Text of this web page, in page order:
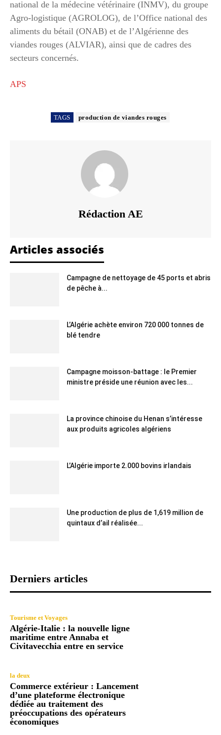
national de la médecine vétérinaire (INMV), du groupe
Agro-logistique (AGROLOG), de l’Office national des
aliments du bétail (ONAB) et de l’Algérienne des
viandes rouges (ALVIAR), ainsi que de cadres des
secteurs concernés.
APS
TAGS production de viandes rouges
Rédaction AE
Articles associés
Campagne de nettoyage de 45 ports et abris
de pêche à...
L’Algérie achète environ 720 000 tonnes de
blé tendre
Campagne moisson-battage : le Premier
ministre préside une réunion avec les...
La province chinoise du Henan s’intéresse
aux produits agricoles algériens
L’Algérie importe 2.000 bovins irlandais
Une production de plus de 1,619 million de
quintaux d’ail réalisée...
Derniers articles
Tourisme et Voyages
Algérie-Italie : la nouvelle ligne
maritime entre Annaba et
Civitavecchia entre en service
la deux
Commerce extérieur : Lancement
d’une plateforme électronique
dédiée au traitement des
préoccupations des opérateurs
économiques